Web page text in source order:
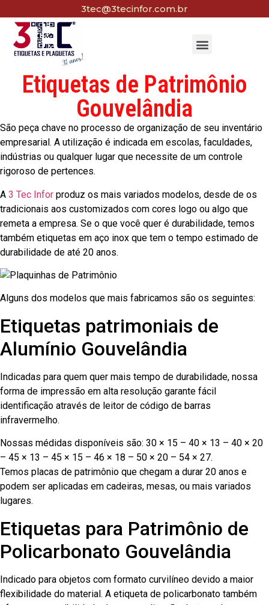
3tec@3tecinfor.com.br
Etiquetas de Patrimônio
Gouvelândia
São peça chave no processo de organização de seu inventário
empresarial. A utilização é indicada em escolas, faculdades,
indústrias ou qualquer lugar que necessite de um controle
rigoroso de pertences.
A 3 Tec Infor produz os mais variados modelos, desde de os
tradicionais aos customizados com cores logo ou algo que
remeta a empresa. Se o que você quer é durabilidade, temos
também etiquetas em aço inox que tem o tempo estimado de
durabilidade de até 20 anos.
Alguns dos modelos que mais fabricamos são os seguintes:
Etiquetas patrimoniais de
Alumínio Gouvelândia
Indicadas para quem quer mais tempo de durabilidade, nossa
forma de impressão em alta resolução garante fácil
identificação através de leitor de código de barras
infravermelho.
Nossas médidas disponíveis são: 30 × 15 – 40 × 13 – 40 × 20
– 45 × 13 – 45 × 15 – 46 × 18 – 50 × 20 – 54 × 27.
Temos placas de patrimônio que chegam a durar 20 anos e
podem ser aplicadas em cadeiras, mesas, ou mais variados
lugares.
Etiquetas para Patrimônio de
Policarbonato Gouvelândia
Indicado para objetos com formato curvilíneo devido a maior
flexibilidade do material. A etiqueta de policarbonato também